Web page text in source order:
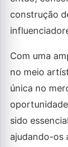
construção
Com uma
no meio
única no
sido
ajudando-os